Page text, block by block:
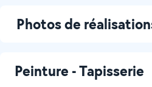
Photos de
Peinture - Tapisserie